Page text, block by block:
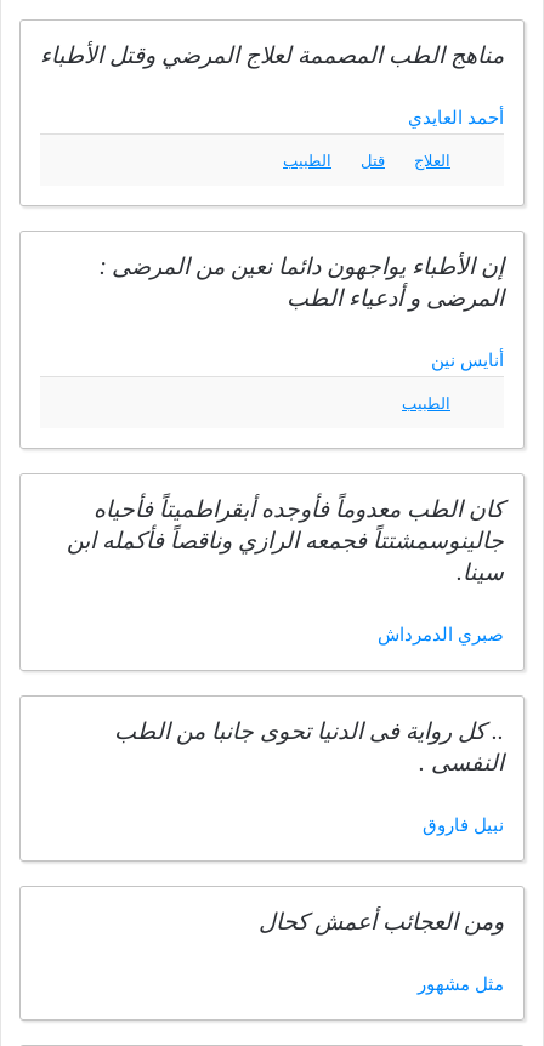
مناهج الطب المصممة لعلاج المرضي وقتل الأطباء
أحمد العايدي
العلاج قتل الطبيب
إن الأطباء يواجهون دائما نعين من المرضى :
المرضى و أدعياء الطب
أنايس نين
الطبيب
كان الطب معدوماً فأوجده أبقراطميتاً فأحياه
جالينوسمشتتاً فجمعه الرازي وناقصاً فأكمله ابن
سينا.
صبري الدمرداش
.. كل رواية فى الدنيا تحوى جانبا من الطب
النفسى .
نبيل فاروق
ومن العجائب أعمش كحال
مثل مشهور